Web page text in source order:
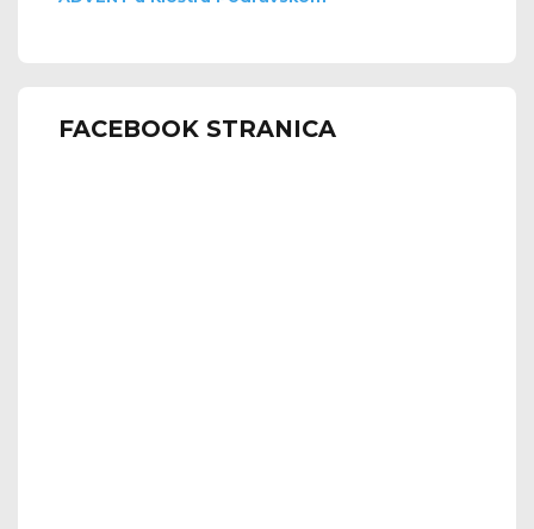
FACEBOOK STRANICA